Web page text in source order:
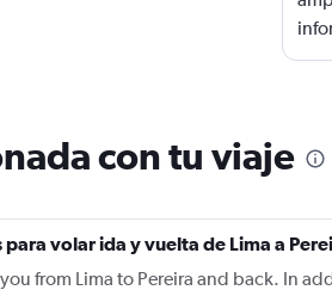
con tu viaje
volar ida y vuelta de Lima a
from Lima to Pereira and back. In